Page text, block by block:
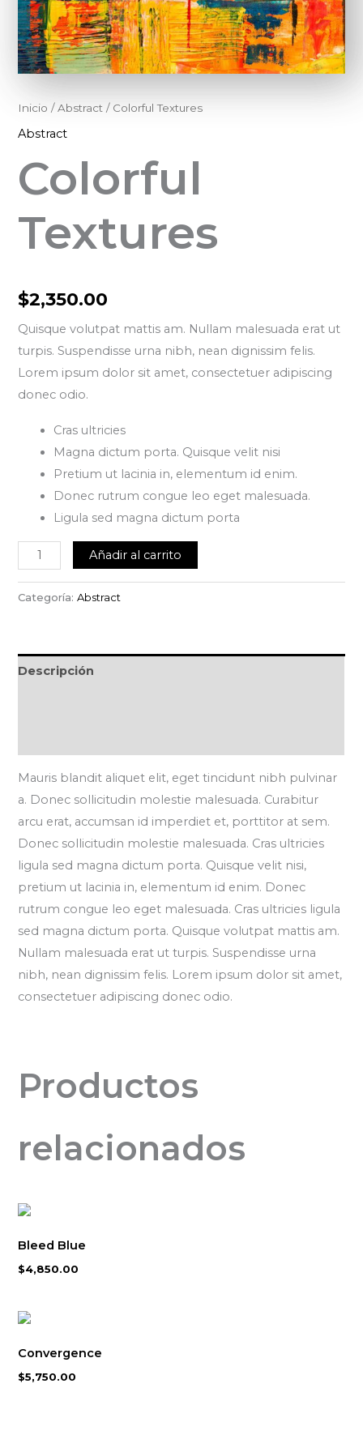
Inicio /Abstract / Colorful Textures
Abstract
Colorful
Textures
$2,350.00
Quisque volutpat mattis am. Nullam malesuada erat ut
turpis. Suspendisse urna nibh, nean dignissim felis.
Lorem ipsum dolor sit amet, consectetuer adipiscing
donec odio.
Cras ultricies
Magna dictum porta. Quisque velit nisi
Pretium ut lacinia in, elementum id enim.
Donec rutrum congue leo eget malesuada.
Ligula sed magna dictum porta
Añadir al carrito
Categoría:Abstract
Descripción
Mauris blandit aliquet elit, eget tincidunt nibh pulvinar
a. Donec sollicitudin molestie malesuada. Curabitur
arcu erat, accumsan id imperdiet et, porttitor at sem.
Donec sollicitudin molestie malesuada. Cras ultricies
ligula sed magna dictum porta. Quisque velit nisi,
pretium ut lacinia in, elementum id enim. Donec
rutrum congue leo eget malesuada. Cras ultricies ligula
sed magna dictum porta. Quisque volutpat mattis am.
Nullam malesuada erat ut turpis. Suspendisse urna
nibh, nean dignissim felis. Lorem ipsum dolor sit amet,
consectetuer adipiscing donec odio.
Productos
relacionados
Bleed Blue
$4,850.00
Convergence
$5,750.00